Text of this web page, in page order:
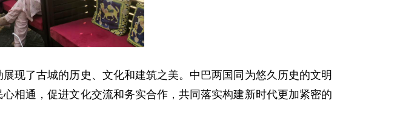
现了古城的历史、文化和建筑之美。中巴两国同为悠久历史的文明
相通，促进文化交流和务实合作，共同落实构建新时代更加紧密的